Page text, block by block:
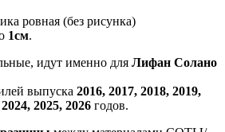
ровная (без рисунка)
1см.
идут именно для Лифан Солано
выпуска 2016, 2017, 2018, 2019,
2025, 2026 годов.